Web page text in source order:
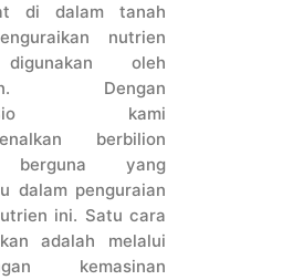
di dalam tanah
nutrien
oleh
Dengan
kami
berbilion
berguna yang
dalam penguraian
ini. Satu cara
adalah melalui
kemasinan